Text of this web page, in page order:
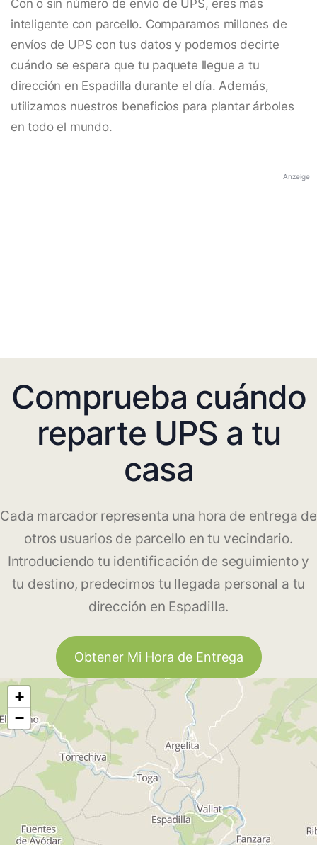
Con o sin número de envío de UPS, eres más
inteligente con parcello. Comparamos millones de
envíos de UPS con tus datos y podemos decirte
cuándo se espera que tu paquete llegue a tu
dirección en Espadilla durante el día. Además,
utilizamos nuestros beneficios para plantar árboles
en todo el mundo.
Anzeige
Comprueba cuándo
reparte UPS a tu
casa
Cada marcador representa una hora de entrega de
otros usuarios de parcello en tu vecindario.
Introduciendo tu identificación de seguimiento y
tu destino, predecimos tu llegada personal a tu
dirección en Espadilla.
Obtener Mi Hora de Entrega
+
−